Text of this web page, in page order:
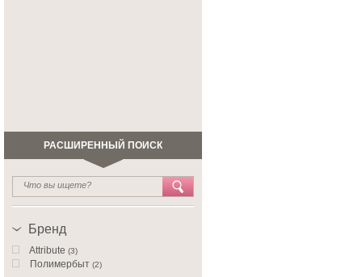
РАСШИРЕННЫЙ ПОИСК
Бренд
Attribute (3)
Полимербыт (2)